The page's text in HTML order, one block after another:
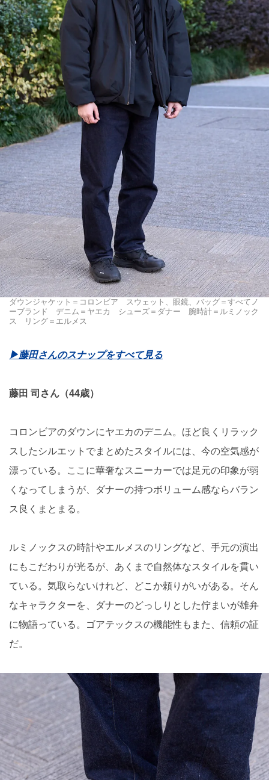
ダウンジャケット＝コロンビア スウェット、眼鏡、バッグ＝すべてノ
ーブランド デニム＝ヤエカ シューズ＝ダナー 腕時計＝ルミノック
ス リング＝エルメス
▶︎藤田さんのスナップをすべて見る
藤田 司さん（44歳）
コロンビアのダウンにヤエカのデニム。ほど良くリラック
スしたシルエットでまとめたスタイルには、今の空気感が
漂っている。ここに華奢なスニーカーでは足元の印象が弱
くなってしまうが、ダナーの持つボリューム感ならバラン
ス良くまとまる。
ルミノックスの時計やエルメスのリングなど、手元の演出
にもこだわりが光るが、あくまで自然体なスタイルを貫い
ている。気取らないけれど、どこか頼りがいがある。そん
なキャラクターを、ダナーのどっしりとした佇まいが雄弁
に物語っている。ゴアテックスの機能性もまた、信頼の証
だ。